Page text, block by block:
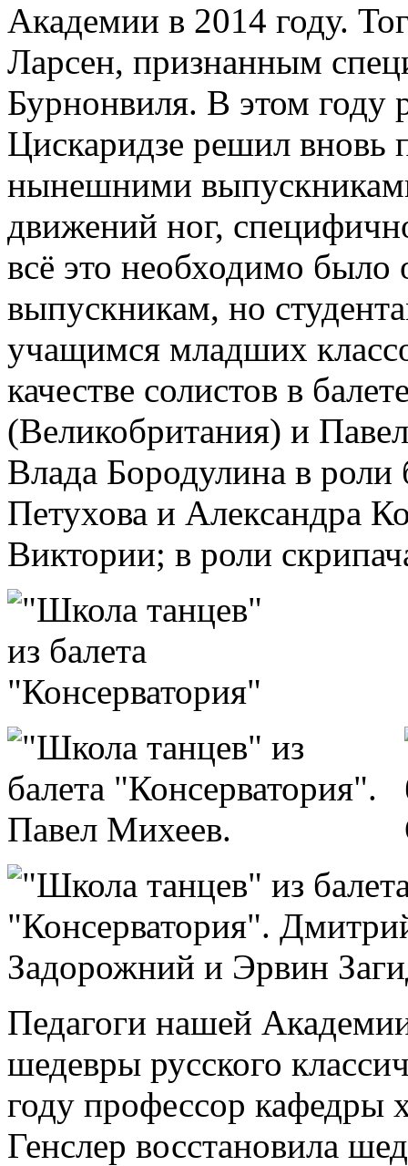
Академии в 2014 году.
Ларсен, признанным
Бурнонвиля. В этом году
Цискаридзе решил вновь
нынешними
движений ног,
всё это необходимо было
выпускникам, но
учащимся младших
качестве солистов в
(Великобритания) и
Влада Бородулина в
Петухова и Александра
Виктории; в роли
Педагоги нашей
шедевры русского
году профессор кафедры
Генслер восстановила